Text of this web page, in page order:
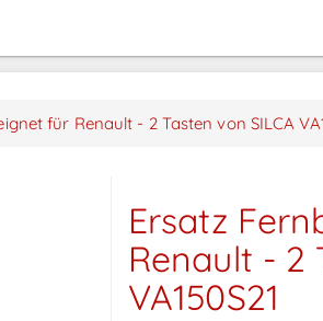
für Renault - 2 Tasten von SILCA
Ersatz
Renault - 2
VA150S21